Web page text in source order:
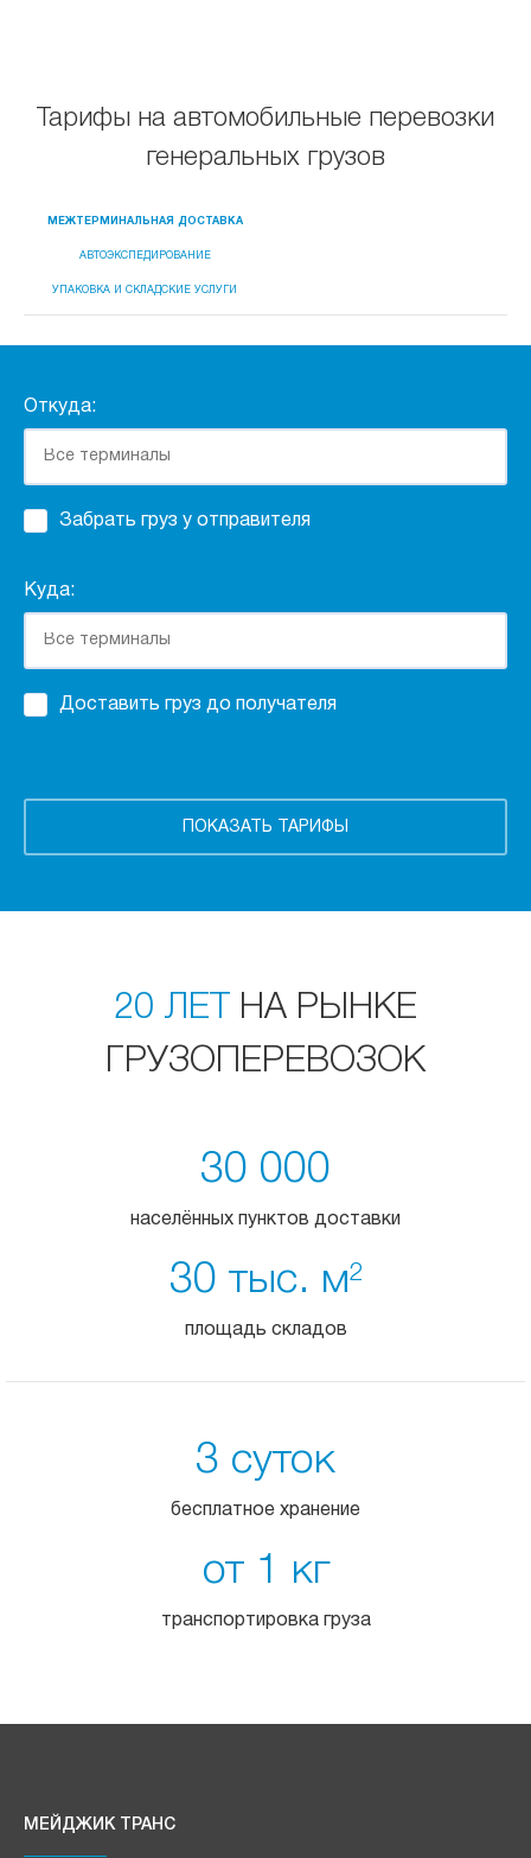
Тарифы на автомобильные перевозки
генеральных грузов
МЕЖТЕРМИНАЛЬНАЯ ДОСТАВКА
АВТОЭКСПЕДИРОВАНИЕ
УПАКОВКА И СКЛАДСКИЕ УСЛУГИ
Откуда:
Забрать груз у отправителя
Куда:
Доставить груз до получателя
20 ЛЕТ
НА РЫНКЕ
ГРУЗОПЕРЕВОЗОК
30 000
населённых пунктов доставки
30 тыс. м2
площадь складов
3 суток
бесплатное хранение
от 1 кг
транспортировка груза
МЕЙДЖИК ТРАНС